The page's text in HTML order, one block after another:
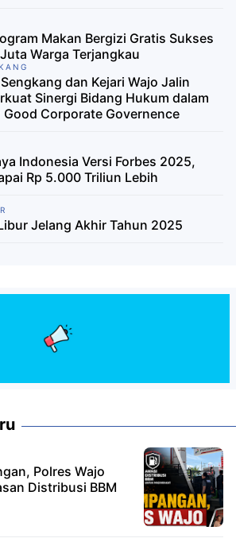
Makan Bergizi Gratis Sukses
Warga Terjangkau
dan Kejari Wajo Jalin
Sinergi Bidang Hukum dalam
Good Corporate Governence
Indonesia Versi Forbes 2025,
Rp 5.000 Triliun Lebih
Jelang Akhir Tahun 2025
Polres Wajo
Distribusi BBM